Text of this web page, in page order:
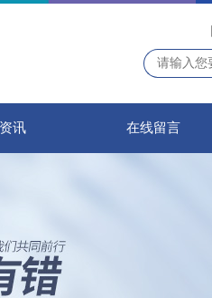
讯 在线留言